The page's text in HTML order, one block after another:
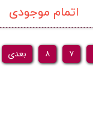
اتمام موجودی
۷ ۸ بعدی